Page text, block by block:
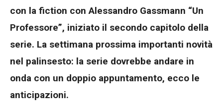
con la fiction con Alessandro Gassmann “Un
Professore”, iniziato il secondo capitolo della
serie. La settimana prossima importanti novità
nel palinsesto: la serie dovrebbe andare in
onda con un doppio appuntamento, ecco le
anticipazioni.